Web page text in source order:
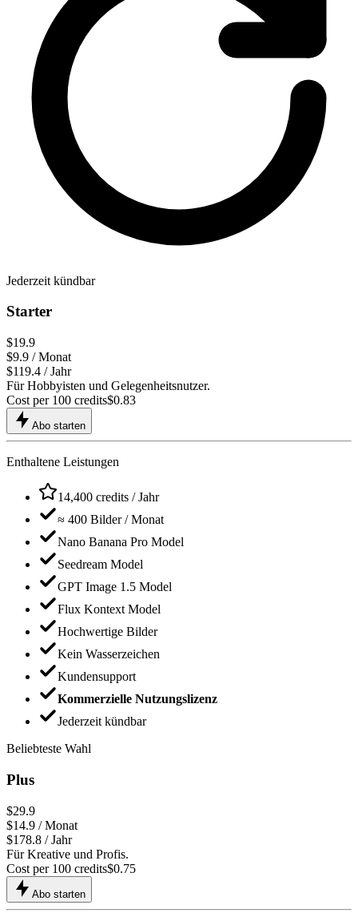
Jederzeit kündbar
Starter
$19.9
$9.9 / Monat
$119.4 / Jahr
Für Hobbyisten und Gelegenheitsnutzer.
Cost per 100 credits$0.83
Abo starten
Enthaltene Leistungen
14,400 credits / Jahr
≈ 400 Bilder / Monat
Nano Banana Pro Model
Seedream Model
GPT Image 1.5 Model
Flux Kontext Model
Hochwertige Bilder
Kein Wasserzeichen
Kundensupport
Kommerzielle Nutzungslizenz
Jederzeit kündbar
Beliebteste Wahl
Plus
$29.9
$14.9 / Monat
$178.8 / Jahr
Für Kreative und Profis.
Cost per 100 credits$0.75
Abo starten